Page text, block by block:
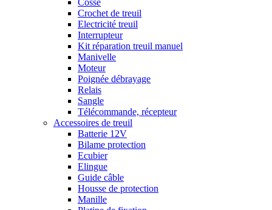
Cosse
Crochet de treuil
Electricité treuil
Interrupteur
Kit réparation treuil manuel
Manivelle
Moteur
Poignée débrayage
Relais
Sangle
Télécommande, récepteur
Accessoires de treuil
Batterie 12V
Bilame protection
Ecubier
Elingue
Guide câble
Housse de protection
Manille